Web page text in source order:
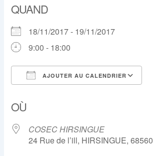
QUAND
18/11/2017 - 19/11/2017
9:00 - 18:00
AJOUTER AU CALENDRIER
OÙ
COSEC HIRSINGUE
24 Rue de l’ill, HIRSINGUE, 68560